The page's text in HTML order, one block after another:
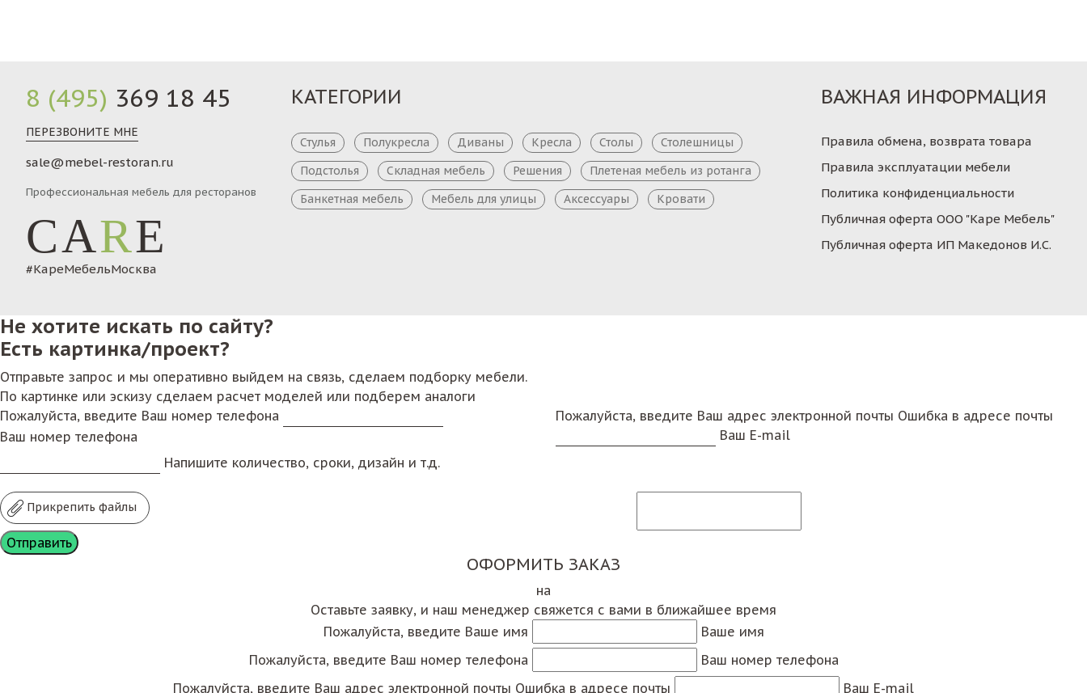
8 (495) 369 18 45
ПЕРЕЗВОНИТЕ МНЕ
sale@mebel-restoran.ru
Профессиональная мебель для ресторанов
CARE
#КареМебельМосква
КАТЕГОРИИ
Стулья Полукресла Диваны Кресла Столы
Столешницы
Подстолья
Складная мебель Решения
Плетеная мебель из ротанга
Банкетная мебель
Мебель для улицы Аксессуары Кровати
ВАЖНАЯ ИНФОРМАЦИЯ
Правила обмена, возврата товара
Правила эксплуатации мебели
Политика конфиденциальности
Публичная оферта ООО "Каре Мебель"
Публичная оферта ИП Македонов И.С.
Не хотите искать по сайту?
Есть картинка/проект?
Отправьте запрос и мы оперативно выйдем на связь, сделаем подборку мебели.
По картинке или эскизу сделаем расчет моделей или подберем аналоги
Пожалуйста, введите Ваш номер телефона
Ваш номер телефона
Пожалуйста, введите Ваш адрес электронной почты Ошибка в адресе почты
Ваш E-mail
Напишите количество, сроки, дизайн и т.д.
Прикрепить файлы
ОФОРМИТЬ ЗАКАЗ
на
Оставьте заявку, и наш менеджер свяжется с вами в ближайшее время
Пожалуйста, введите Ваше имя
Ваше имя
Пожалуйста, введите Ваш номер телефона
Ваш номер телефона
Пожалуйста, введите Ваш адрес электронной почты Ошибка в адресе почты Ваш E-mail